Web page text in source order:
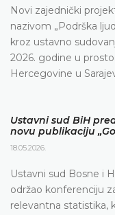
Novi zajednički
nazivom „Podrška
kroz ustavno
2026. godine u
Hercegovine u
Ustavni sud BiH
novu publikaciju
18.05.2026.
Ustavni sud Bosne i
održao konferenciju
relevantna statistika,